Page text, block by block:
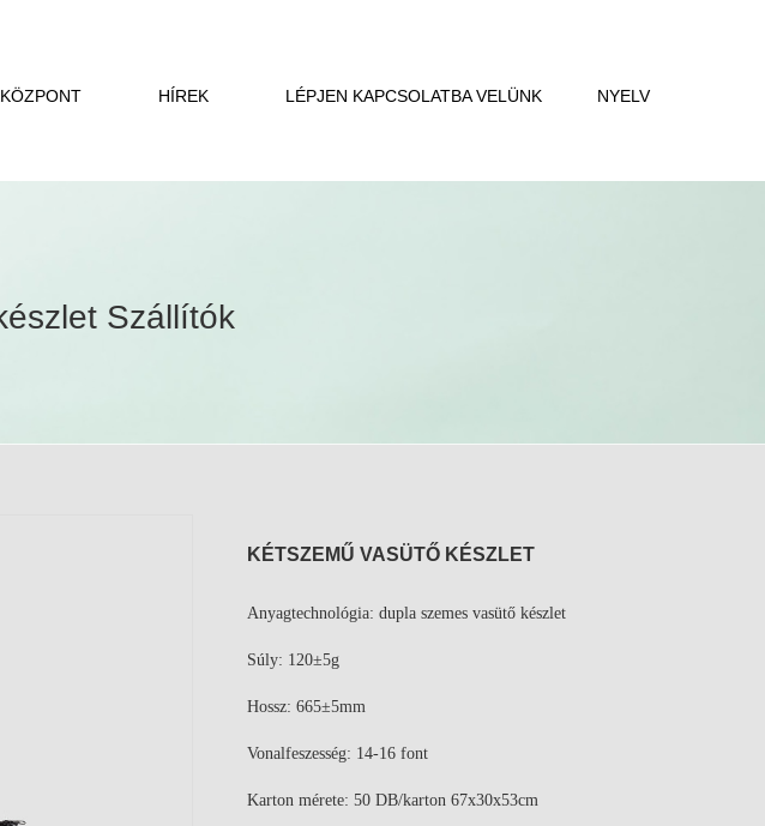
NYELV
HÍREK LÉPJEN KAPCSOLATBA VELÜNK
Szállítók
KÉTSZEMŰ VASÜTŐ KÉSZLET
Anyagtechnológia: dupla szemes vasütő készlet
Súly: 120±5g
Hossz: 665±5mm
Vonalfeszesség: 14-16 font
Karton mérete: 50 DB/karton 67x30x53cm